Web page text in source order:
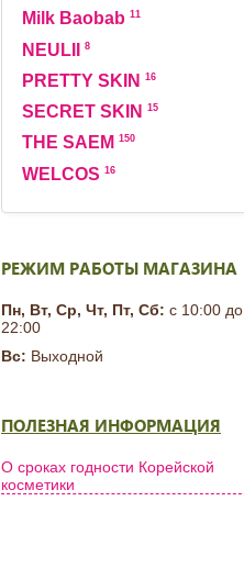
Milk Baobab 11
NEULII 8
PRETTY SKIN 16
SECRET SKIN 15
THE SAEM 150
WELCOS 16
РЕЖИМ РАБОТЫ МАГАЗИНА
Пн, Вт, Ср, Чт, Пт, Сб: с 10:00 до
22:00
Вс: Выходной
ПОЛЕЗНАЯ ИНФОРМАЦИЯ
О сроках годности Корейской
косметики